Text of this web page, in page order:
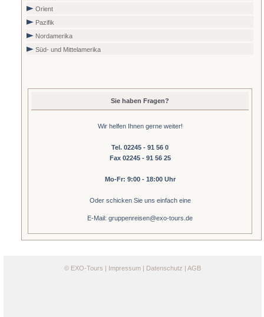
Orient
Pazifik
Nordamerika
Süd- und Mittelamerika
Sie haben Fragen?
Wir helfen Ihnen gerne weiter!
Tel. 02245 - 91 56 0
Fax 02245 - 91 56 25
Mo-Fr: 9:00 - 18:00 Uhr
Oder schicken Sie uns einfach eine
E-Mail: gruppenreisen@exo-tours.de
© EXO-Tours Impressum Datenschutz AGB